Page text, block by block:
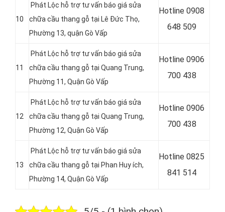
10
Phát Lộc hỗ trợ tư vấn báo giá sửa
chữa cầu thang gỗ tại Lê Đức Thọ,
Phường 13, quận Gò Vấp
Hotline 0908
648 509
11
Phát Lộc hỗ trợ tư vấn báo giá sửa
chữa cầu thang gỗ tại Quang Trung,
Phường 11, Quận Gò Vấp
Hotline 0906
700 438
12
Phát Lộc hỗ trợ tư vấn báo giá sửa
chữa cầu thang gỗ tại Quang Trung,
Phường 12, Quận Gò Vấp
Hotline 0906
700 438
13
Phát Lộc hỗ trợ tư vấn báo giá sửa
chữa cầu thang gỗ tại Phan Huy ích,
Phường 14, Quận Gò Vấp
Hotline 0825
841 514